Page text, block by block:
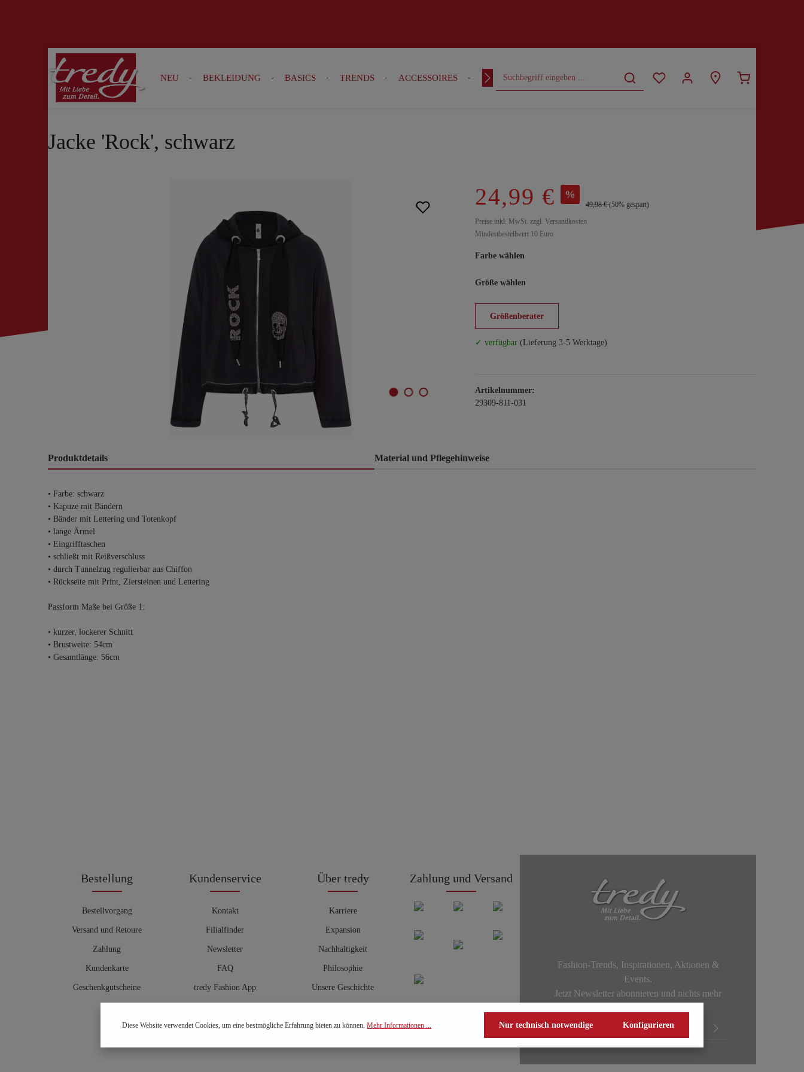
Zur Suche springen Zur Hauptnavigation springen
NEU BEKLEIDUNG BASICS TRENDS ACCESSOIRES OUTFITS CURVY
Jacke 'Rock', schwarz
24,99 € %
49,98 €(50% gespart)
Preise inkl. MwSt. zzgl. Versandkosten
Mindestbestellwert 10 Euro
Farbe wählen
Größe wählen
Größenberater
✓ verfügbar (Lieferung 3-5 Werktage)
Artikelnummer:
29309-811-031
Produktdetails Material und Pflegehinweise
• Farbe: schwarz
• Kapuze mit Bändern
• Bänder mit Lettering und Totenkopf
• lange Ärmel
• Eingrifftaschen
• schließt mit Reißverschluss
• durch Tunnelzug regulierbar aus Chiffon
• Rückseite mit Print, Ziersteinen und Lettering
Passform Maße bei Größe 1:
• kurzer, lockerer Schnitt
• Brustweite: 54cm
• Gesamtlänge: 56cm
Bestellung
Bestellvorgang
Versand und Retoure
Zahlung
Kundenkarte
Geschenkgutscheine
Kundenservice
Kontakt
Filialfinder
Newsletter
FAQ
tredy Fashion App
Hosenberater
Über tredy
Karriere
Expansion
Nachhaltigkeit
Philosophie
Unsere Geschichte
Zahlung und Versand
Fashion-Trends, Inspirationen, Aktionen &
Events.
Jetzt Newsletter abonnieren und nichts mehr
Diese Website verwendet Cookies, um eine bestmögliche Erfahrung bieten zu können. Mehr Informationen ... Nur technisch notwendige Konfigurieren